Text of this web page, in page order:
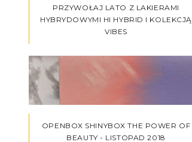
PRZYWOŁAJ LATO Z LAKIERAMI
HYBRYDOWYMI HI HYBRID I KOLEKCJĄ
VIBES
OPENBOX SHINYBOX THE POWER OF
BEAUTY - LISTOPAD 2018